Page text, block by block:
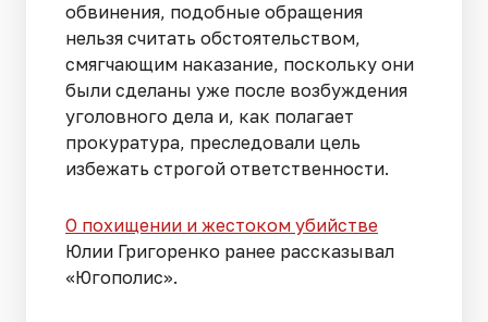
обвинения, подобные обращения
нельзя считать обстоятельством,
смягчающим наказание, поскольку они
были сделаны уже после возбуждения
уголовного дела и, как полагает
прокуратура, преследовали цель
избежать строгой ответственности.
О похищении и жестоком убийстве
Юлии Григоренко ранее рассказывал
«Югополис».